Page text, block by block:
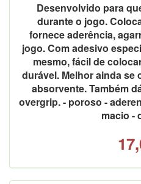
Desenvolvido para
durante o jogo.
fornece aderência,
jogo. Com adesivo
mesmo, fácil de
durável. Melhor ainda
absorvente. Também
overgrip. - poroso -
macio -